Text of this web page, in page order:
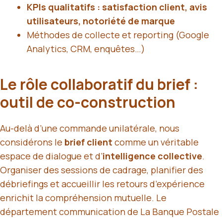
KPIs qualitatifs : satisfaction client, avis
utilisateurs, notoriété de marque
Méthodes de collecte et reporting (Google
Analytics, CRM, enquêtes…)
Le rôle collaboratif du brief :
outil de co-construction
Au-delà d’une commande unilatérale, nous
considérons le brief client comme un véritable
espace de dialogue et d’intelligence collective.
Organiser des sessions de cadrage, planifier des
débriefings et accueillir les retours d’expérience
enrichit la compréhension mutuelle. Le
département communication de La Banque Postale